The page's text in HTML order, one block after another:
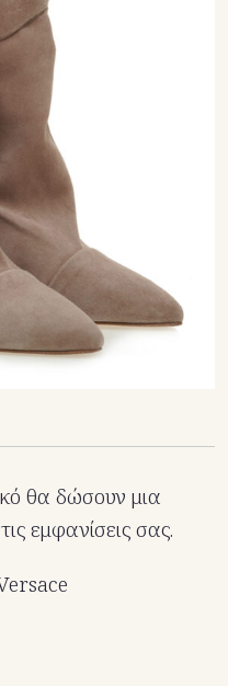
θα δώσουν μια
εμφανίσεις σας.